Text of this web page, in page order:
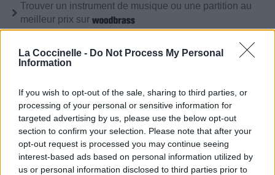
La Coccinelle - Do Not Process My Personal
Information
If you wish to opt-out of the sale, sharing to third parties, or
processing of your personal or sensitive information for
targeted advertising by us, please use the below opt-out
section to confirm your selection. Please note that after your
opt-out request is processed you may continue seeing
interest-based ads based on personal information utilized by
us or personal information disclosed to third parties prior to
Trouver un instrument de musique ou une partition au
meilleur prix sur
⇑
Paroles + Traduction Téléchargement
Voir la vidéo de «Do You Love ?»